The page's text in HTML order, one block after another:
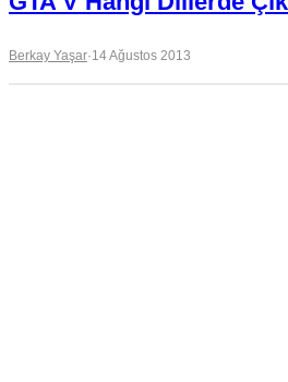
Berkay Yaşar·14 Ağustos 2013